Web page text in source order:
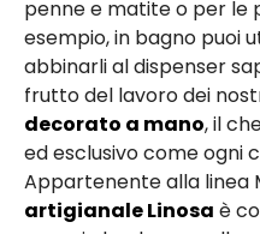
penne e matite o per le
esempio, in bagno puoi
abbinarli al dispenser
frutto del lavoro dei
decorato a mano, il
ed esclusivo come ogni
Appartenente alla linea
artigianale Linosa è